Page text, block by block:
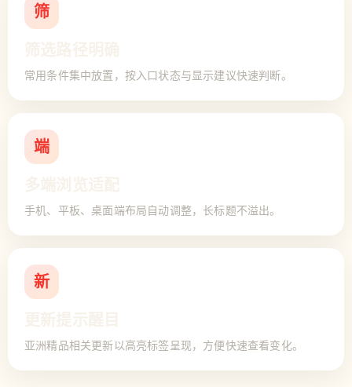
筛
常用条件集中放置，按入口状态与显示建议快速判断。
端
手机、平板、桌面端布局自动调整，长标题不溢出。
新
亚洲精品相关更新以高亮标签呈现，方便快速查看变化。